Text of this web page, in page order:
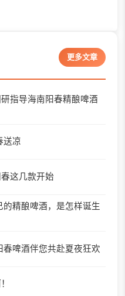
更多文章
指导海南阳春精酿啤酒
送凉
这几款开始
精酿啤酒，是怎样诞生
啤酒伴您共赴夏夜狂欢